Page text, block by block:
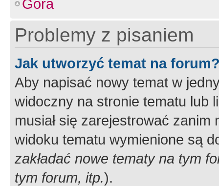
Góra
Problemy z pisaniem
Jak utworzyć temat na
Aby napisać nowy temat w
widoczny na stronie tematu lub
musiał się zarejestrować
widoku tematu wymienione są
zakładać nowe tematy na tym
tym forum, itp.).